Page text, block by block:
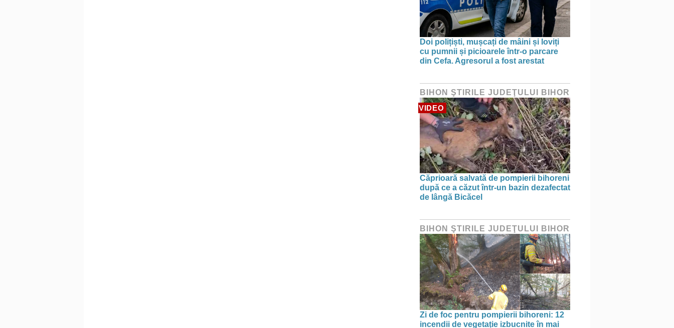
Doi polițiști, mușcați de mâini și loviți
cu pumnii și picioarele într-o parcare
din Cefa. Agresorul a fost arestat
BIHON ŞTIRILE JUDEŢULUI BIHOR
VIDEO
Căprioară salvată de pompierii bihoreni
după ce a căzut într-un bazin dezafectat
de lângă Bicăcel
BIHON ŞTIRILE JUDEŢULUI BIHOR
Zi de foc pentru pompierii bihoreni: 12
incendii de vegetație izbucnite în mai